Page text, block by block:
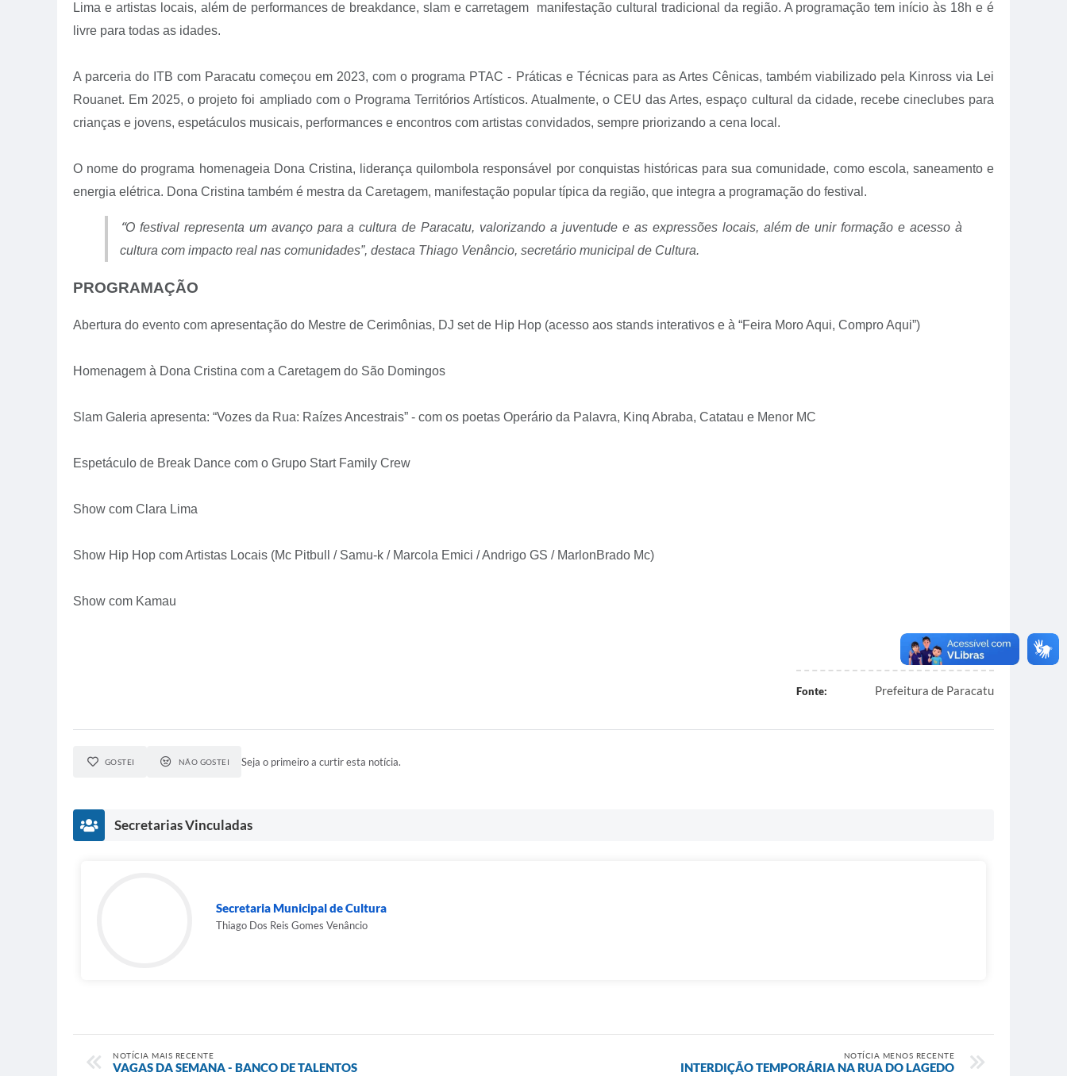
Lima e artistas locais, além de performances de breakdance, slam e carretagem manifestação cultural tradicional da região. A programação tem início às 18h e é
livre para todas as idades.
A parceria do ITB com Paracatu começou em 2023, com o programa PTAC - Práticas e Técnicas para as Artes Cênicas, também viabilizado pela Kinross via Lei
Rouanet. Em 2025, o projeto foi ampliado com o Programa Territórios Artísticos. Atualmente, o CEU das Artes, espaço cultural da cidade, recebe cineclubes para
crianças e jovens, espetáculos musicais, performances e encontros com artistas convidados, sempre priorizando a cena local.
O nome do programa homenageia Dona Cristina, liderança quilombola responsável por conquistas históricas para sua comunidade, como escola, saneamento e
energia elétrica. Dona Cristina também é mestra da Caretagem, manifestação popular típica da região, que integra a programação do festival.
“O festival representa um avanço para a cultura de Paracatu, valorizando a juventude e as expressões locais, além de unir formação e acesso à
cultura com impacto real nas comunidades”, destaca Thiago Venâncio, secretário municipal de Cultura.
PROGRAMAÇÃO
Abertura do evento com apresentação do Mestre de Cerimônias, DJ set de Hip Hop (acesso aos stands interativos e à “Feira Moro Aqui, Compro Aqui”)
Homenagem à Dona Cristina com a Caretagem do São Domingos
Slam Galeria apresenta: “Vozes da Rua: Raízes Ancestrais” - com os poetas Operário da Palavra, Kinq Abraba, Catatau e Menor MC
Espetáculo de Break Dance com o Grupo Start Family Crew
Show com Clara Lima
Show Hip Hop com Artistas Locais (Mc Pitbull / Samu-k / Marcola Emici / Andrigo GS / MarlonBrado Mc)
Show com Kamau
Fonte: Prefeitura de Paracatu
GOSTEI NÃO GOSTEI Seja o primeiro a curtir esta notícia.
Secretarias Vinculadas
Secretaria Municipal de Cultura
Thiago Dos Reis Gomes Venâncio
NOTÍCIA MAIS RECENTE
VAGAS DA SEMANA - BANCO DE TALENTOS
NOTÍCIA MENOS RECENTE
INTERDIÇÃO TEMPORÁRIA NA RUA DO LAGEDO